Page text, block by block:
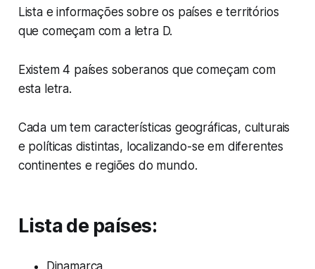
Lista e informações sobre os países e territórios
que começam com a letra D.
Existem 4 países soberanos que começam com
esta letra.
Cada um tem características geográficas, culturais
e políticas distintas, localizando-se em diferentes
continentes e regiões do mundo.
Lista de países: